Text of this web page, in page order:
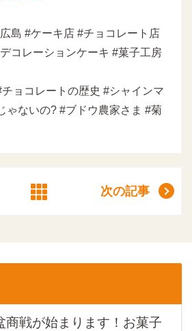
島 #ケーキ店 #チョコレート店
コレーションケーキ #菓子工房
ョコレートの歴史 #シャインマ
ゃないの? #ブドウ農家さま #菊
次の記事
商戦が始まります！お菓子